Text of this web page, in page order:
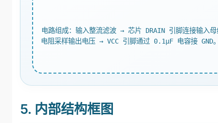
电路组成：输入整流滤波 → 芯片 DRAIN 引脚连接输入
电阻采样输出电压 → VCC 引脚通过 0.1μF 电容接 GND
5. 内部结构框图